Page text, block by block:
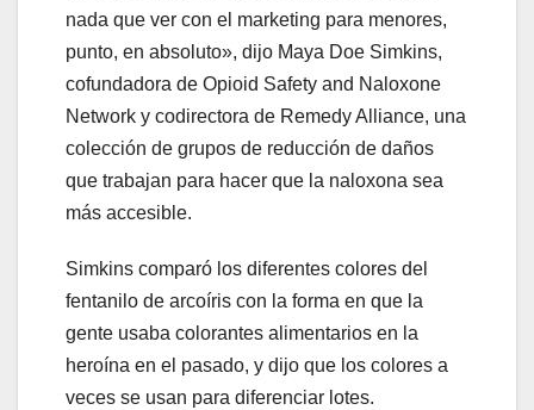
nada que ver con el marketing para menores,
punto, en absoluto», dijo Maya Doe Simkins,
cofundadora de Opioid Safety and Naloxone
Network y codirectora de Remedy Alliance, una
colección de grupos de reducción de daños
que trabajan para hacer que la naloxona sea
más accesible.
Simkins comparó los diferentes colores del
fentanilo de arcoíris con la forma en que la
gente usaba colorantes alimentarios en la
heroína en el pasado, y dijo que los colores a
veces se usan para diferenciar lotes.